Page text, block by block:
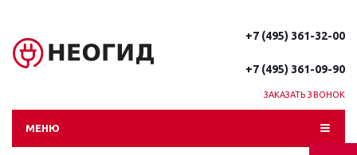
+7 (495) 361-32-00
+7 (495) 361-09-90
ЗАКАЗАТЬ ЗВОНОК
МЕНЮ